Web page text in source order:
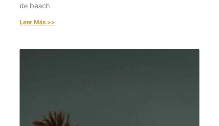
de beach
Leer Más >>